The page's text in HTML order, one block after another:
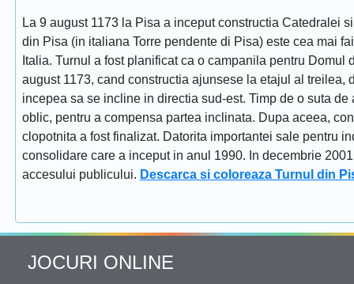
La 9 august 1173 la Pisa a inceput constructia Catedralei
din Pisa (in italiana Torre pendente di Pisa) este cea mai
Italia. Turnul a fost planificat ca o campanila pentru
august 1173, cand constructia ajunsese la etajul al
incepea sa se incline in directia sud-est. Timp de o suta
oblic, pentru a compensa partea inclinata. Dupa aceea,
clopotnita a fost finalizat. Datorita importantei sale pentru
consolidare care a inceput in anul 1990. In decembrie
accesului publicului. Descarca si coloreaza Turnul din
JOCURI ONLINE